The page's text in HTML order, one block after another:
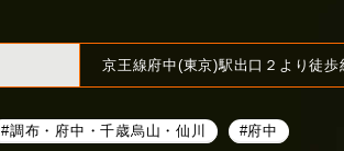
京王線府中(東京)駅出口２より徒歩
#調布・府中・千歳烏山・仙川 #府中